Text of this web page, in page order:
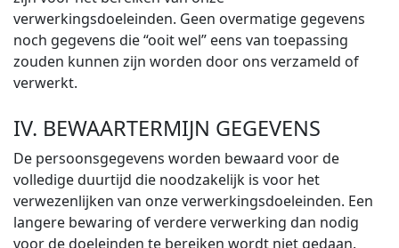
verwerkingsdoeleinden. Geen overmatige gegevens
noch gegevens die “ooit wel” eens van toepassing
zouden kunnen zijn worden door ons verzameld of
verwerkt.
IV. BEWAARTERMIJN GEGEVENS
De persoonsgegevens worden bewaard voor de
volledige duurtijd die noodzakelijk is voor het
verwezenlijken van onze verwerkingsdoeleinden. Een
langere bewaring of verdere verwerking dan nodig
voor de doeleinden te bereiken wordt niet gedaan.